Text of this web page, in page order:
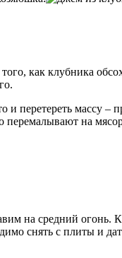
как клубника
и перетереть массу –
перемалывают на
на средний огонь.
снять с плиты и